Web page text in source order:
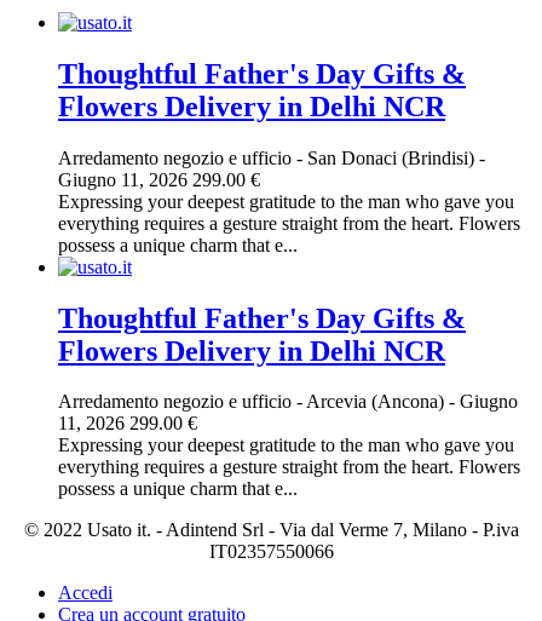
Thoughtful Father's Day Gifts &
Flowers Delivery in Delhi NCR
Arredamento negozio e ufficio - San Donaci (Brindisi) -
Giugno 11, 2026 299.00 €
Expressing your deepest gratitude to the man who gave you
everything requires a gesture straight from the heart. Flowers
possess a unique charm that e...
Thoughtful Father's Day Gifts &
Flowers Delivery in Delhi NCR
Arredamento negozio e ufficio -Arcevia (Ancona) - Giugno
11, 2026 299.00 €
Expressing your deepest gratitude to the man who gave you
everything requires a gesture straight from the heart. Flowers
possess a unique charm that e...
© 2022 Usato it. - Adintend Srl - Via dal Verme 7, Milano - P.iva
IT02357550066
Accedi
Crea un account gratuito